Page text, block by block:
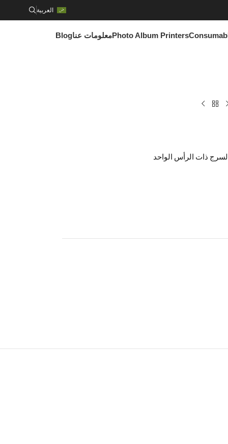
العربية
Photo Album Printersمعلومات عناBlog
ذات الرأس الواحد